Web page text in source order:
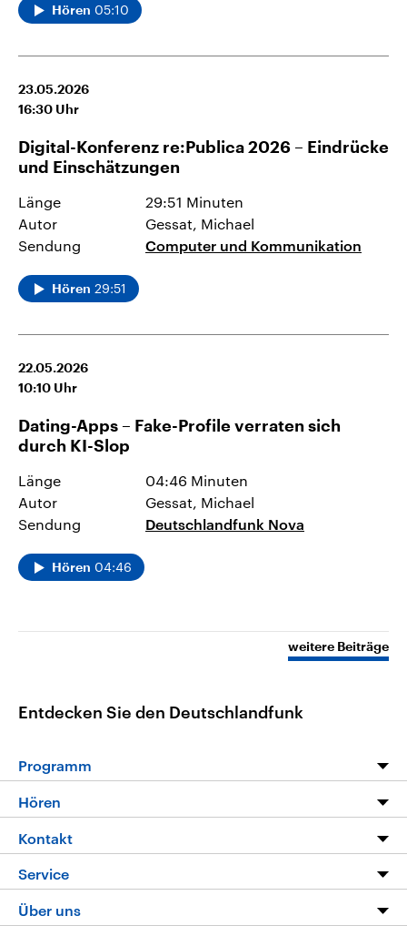
Hören 05:10
23.05.2026
16:30 Uhr
Digital-Konferenz re:Publica 2026 – Eindrücke
und Einschätzungen
Länge
29:51 Minuten
Autor
Gessat, Michael
Sendung
Computer und Kommunikation
Hören 29:51
22.05.2026
10:10 Uhr
Dating-Apps – Fake-Profile verraten sich
durch KI-Slop
Länge
04:46 Minuten
Autor
Gessat, Michael
Sendung
Deutschlandfunk Nova
Hören 04:46
weitere Beiträge
Entdecken Sie den Deutschlandfunk
Programm
Die Nachrichten
Nachrichtenleicht
Neue Beiträge auf dlf.de
Hören
Livestream
Podcasts
Deutschlandfunk App
Kontakt
Hörerservice
Service
FAQ
Über uns